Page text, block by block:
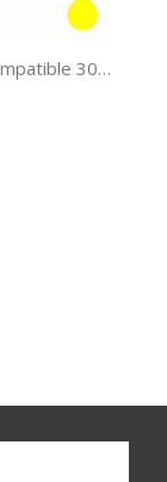
Canon 055H amarillo tóner compatible 3017C002 055HY